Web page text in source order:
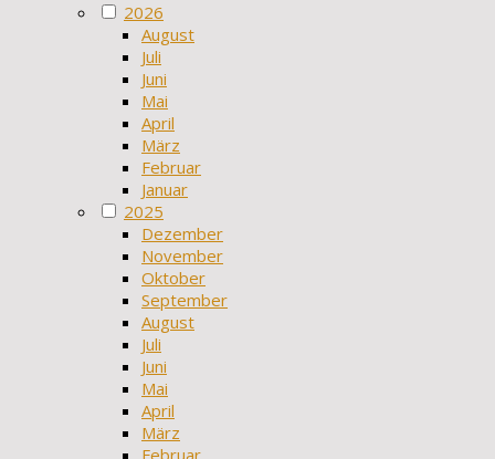
2026
August
Juli
Juni
Mai
April
März
Februar
Januar
2025
Dezember
November
Oktober
September
August
Juli
Juni
Mai
April
März